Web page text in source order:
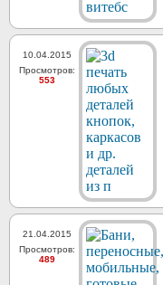
10.04.2015
Просмотров:
553
21.04.2015
Просмотров:
489